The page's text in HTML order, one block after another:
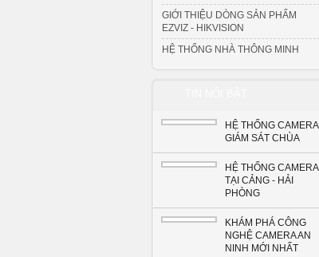
GIỚI THIỆU DÒNG SẢN PHẨM
EZVIZ - HIKVISION
HỆ THỐNG NHÀ THÔNG MINH
HỆ THỐNG CAMERA
GIÁM SÁT CHÙA
HỆ THỐNG CAMERA
TẠI CẢNG - HẢI
PHÒNG
KHÁM PHÁ CÔNG
NGHỆ CAMERA AN
NINH MỚI NHẤT